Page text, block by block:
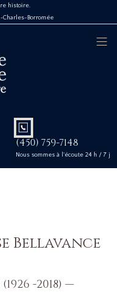
histoire.
Borromée
(450) 759-7148
Nous sommes à l'écoute 24 h / 7 j
Bellavance
-2018) —